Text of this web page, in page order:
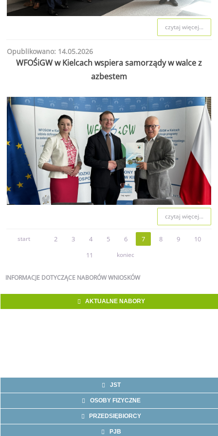
czytaj więcej...
Opublikowano: 14.05.2026
WFOŚiGW w Kielcach wspiera samorządy w walce z
azbestem
czytaj więcej...
start 2 3 4 5 6 7 8 9
10
11
koniec
INFORMACJEDOTYCZĄCE NABORÓW WNIOSKÓW
AKTUALNE NABORY
JST
OSOBY FIZYCZNE
PRZEDSIĘBIORCY
PJB